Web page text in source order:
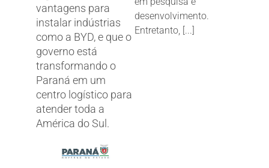
vantagens para
instalar indústrias
como a BYD, e que o
governo está
transformando o
Paraná em um
centro logístico para
atender toda a
América do Sul.
desenvolvimento.
Entretanto, [...]